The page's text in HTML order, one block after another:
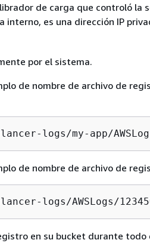
de carga que controló la
es una dirección IP
por el sistema.
de nombre de archivo de
logs/my-app/
de nombre de archivo de
logs/AWSLogs/
en su bucket durante todo